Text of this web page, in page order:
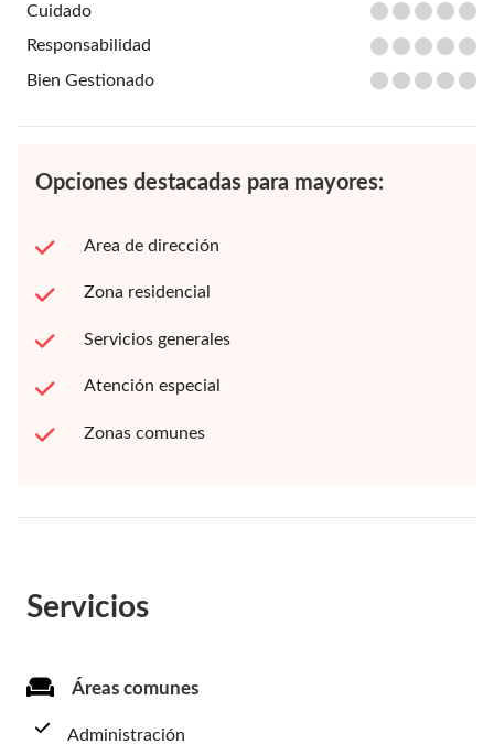
Cuidado
Responsabilidad
Bien Gestionado
Opciones destacadas para mayores:
Area de dirección
Zona residencial
Servicios generales
Atención especial
Zonas comunes
Servicios
Áreas comunes
Administración